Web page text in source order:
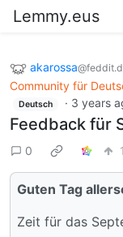
Lemmy.eus
akarossa
Community für
Deutsch · 3 years
Feedback für
0 1
Guten Tag
Zeit für das